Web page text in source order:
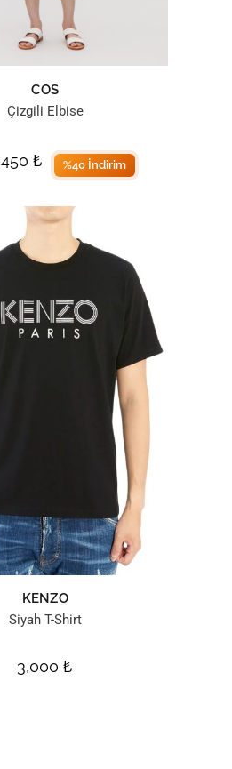
COS
Çizgili Elbise
450₺ %40 İndirim
KENZO
Siyah T-Shirt
3,000₺